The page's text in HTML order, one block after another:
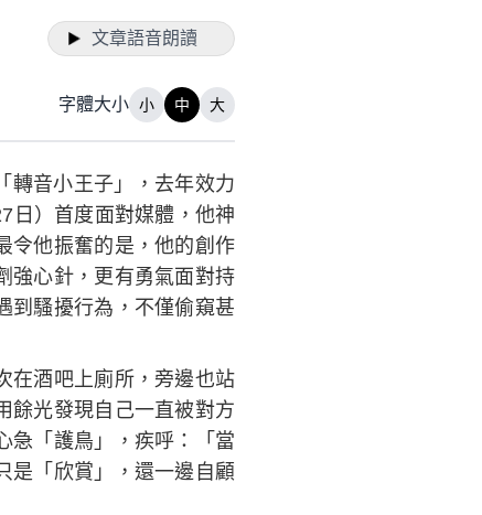
文章語音朗讀
字體大小 小 中 大
轉音小王子」，去年效力
日）首度面對媒體，他神
令他振奮的是，他的創作
強心針，更有勇氣面對持
到騷擾行為，不僅偷窺甚
在酒吧上廁所，旁邊也站
餘光發現自己一直被對方
急「護鳥」，疾呼：「當
是「欣賞」，還一邊自顧